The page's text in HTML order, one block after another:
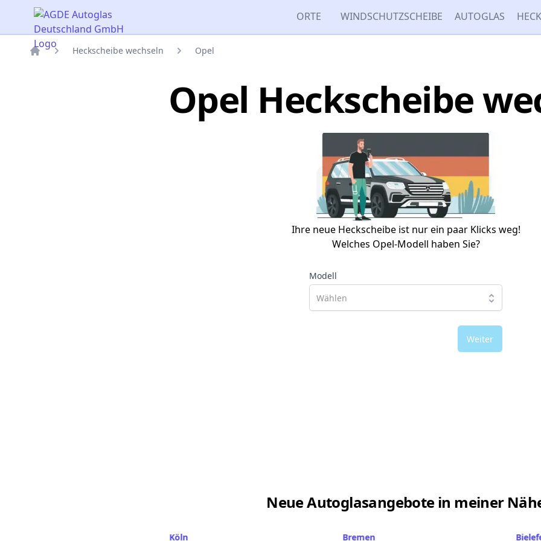
AGDE Autoglas Deutschland GmbH ORTE WINDSCHUTZSCHEIBE AUTOGLAS
Heckscheibe wechseln Opel
Opel Heckscheibe
Ihre neue Heckscheibe ist nur ein paar Klicks weg!
Welches Opel-Modell haben Sie?
Modell
Weiter
Neue Autoglasangebote in meiner
Köln Bremen